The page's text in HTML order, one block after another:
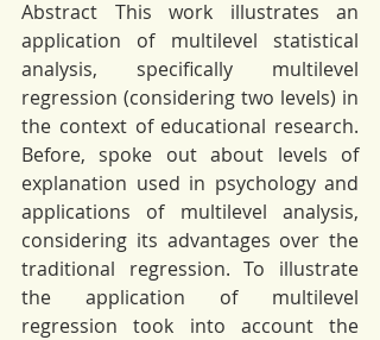
Abstract This work illustrates an
application of multilevel statistical
analysis, specifically multilevel
regression (considering two levels) in
the context of educational research.
Before, spoke out about levels of
explanation used in psychology and
applications of multilevel analysis,
considering its advantages over the
traditional regression. To illustrate
the application of multilevel
regression took into account the